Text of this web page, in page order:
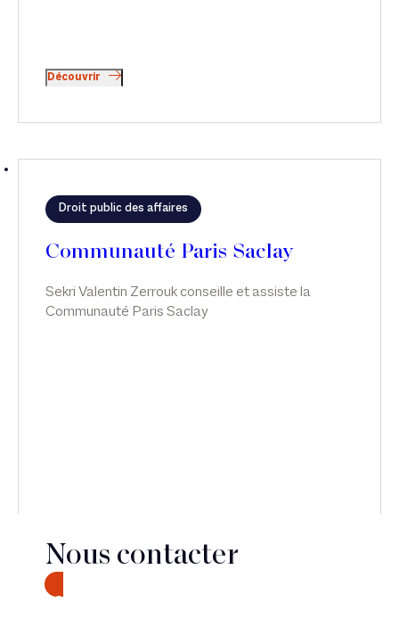
Découvrir
Droit public des affaires
Sekri Valentin Zerrouk conseille et assiste la
Communauté Paris Saclay
Communauté Paris Saclay
Nous contacter